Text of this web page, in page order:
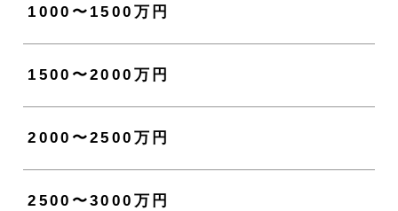
1000〜1500万円
1500〜2000万円
2000〜2500万円
2500〜3000万円